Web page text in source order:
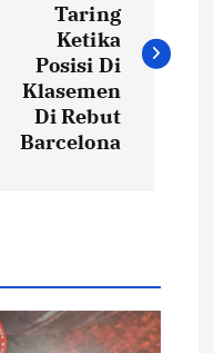
Taring
Ketika
Posisi Di
Klasemen
Di Rebut
Barcelona